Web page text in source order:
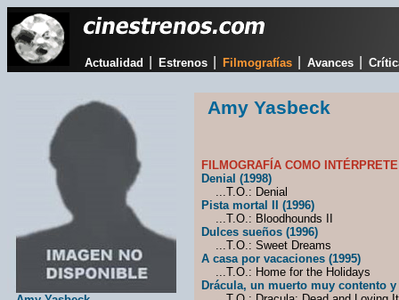
Actualidad Estrenos Filmografías Avances
Amy Yasbeck
FILMOGRAFÍA COMO
Denial (1998)
...T.O.: Denial
Pista mortal II (1996)
...T.O.: Bloodhounds II
Dulces sueños (1996)
...T.O.: Sweet Dreams
A casa por vacaciones (1995)
...T.O.: Home for the Holidays
Drácula, un muerto muy contento y